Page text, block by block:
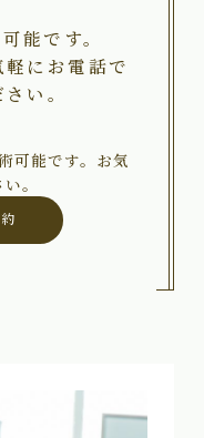
能です。
にお電話で
い。
可能です。お気
。